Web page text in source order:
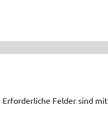
Erforderliche Felder sind mit